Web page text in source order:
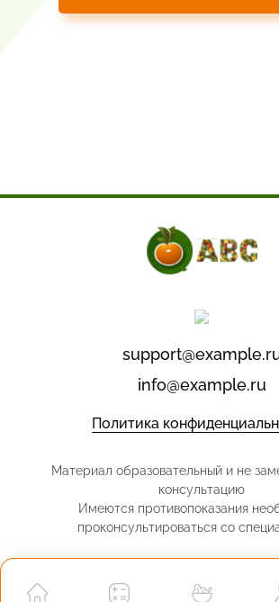
info@example.ru
Политика
Материал образовательный и не
консультацию
Имеются противопоказания
проконсультироваться со